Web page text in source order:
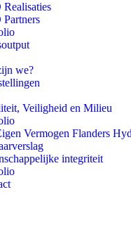
we?
Veiligheid en Milieu
Vermogen Flanders
integriteit